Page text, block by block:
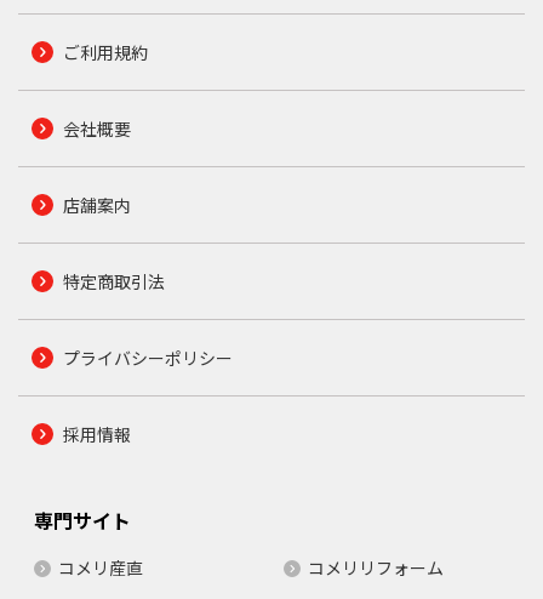
ご利用規約
会社概要
店舗案内
特定商取引法
プライバシーポリシー
採用情報
専門サイト
コメリ産直 コメリリフォーム